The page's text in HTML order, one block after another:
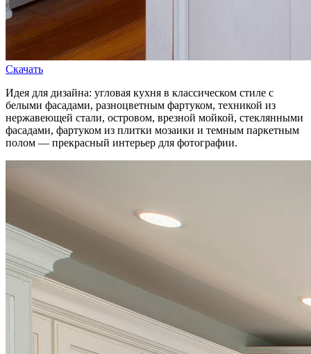
Скачать
Идея для дизайна: угловая кухня в классическом стиле с
белыми фасадами, разноцветным фартуком, техникой из
нержавеющей стали, островом, врезной мойкой, стеклянными
фасадами, фартуком из плитки мозаики и темным паркетным
полом — прекрасный интерьер для фотографии.